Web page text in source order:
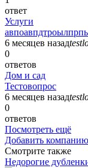
ответ
Услуги
6 месяцев назад
0
ответов
Дом и сад
Тестовопрос
6 месяцев назад
0
ответов
Посмотреть ещё
Добавить компанию
Смотрите также
Недорогие